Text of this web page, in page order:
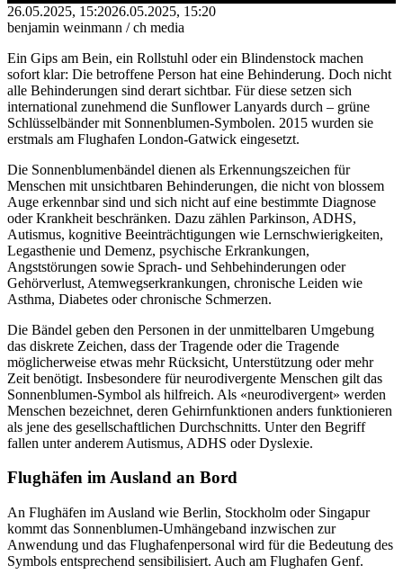
26.05.2025, 15:2026.05.2025, 15:20
benjamin weinmann / ch media
Ein Gips am Bein, ein Rollstuhl oder ein Blindenstock machen
sofort klar: Die betroffene Person hat eine Behinderung. Doch nicht
alle Behinderungen sind derart sichtbar. Für diese setzen sich
international zunehmend die Sunflower Lanyards durch – grüne
Schlüsselbänder mit Sonnenblumen-Symbolen. 2015 wurden sie
erstmals am Flughafen London-Gatwick eingesetzt.
Die Sonnenblumenbändel dienen als Erkennungszeichen für
Menschen mit unsichtbaren Behinderungen, die nicht von blossem
Auge erkennbar sind und sich nicht auf eine bestimmte Diagnose
oder Krankheit beschränken. Dazu zählen Parkinson, ADHS,
Autismus, kognitive Beeinträchtigungen wie Lernschwierigkeiten,
Legasthenie und Demenz, psychische Erkrankungen,
Angststörungen sowie Sprach- und Sehbehinderungen oder
Gehörverlust, Atemwegserkrankungen, chronische Leiden wie
Asthma, Diabetes oder chronische Schmerzen.
Die Bändel geben den Personen in der unmittelbaren Umgebung
das diskrete Zeichen, dass der Tragende oder die Tragende
möglicherweise etwas mehr Rücksicht, Unterstützung oder mehr
Zeit benötigt. Insbesondere für neurodivergente Menschen gilt das
Sonnenblumen-Symbol als hilfreich. Als «neurodivergent» werden
Menschen bezeichnet, deren Gehirnfunktionen anders funktionieren
als jene des gesellschaftlichen Durchschnitts. Unter den Begriff
fallen unter anderem Autismus, ADHS oder Dyslexie.
Flughäfen im Ausland an Bord
An Flughäfen im Ausland wie Berlin, Stockholm oder Singapur
kommt das Sonnenblumen-Umhängeband inzwischen zur
Anwendung und das Flughafenpersonal wird für die Bedeutung des
Symbols entsprechend sensibilisiert. Auch am Flughafen Genf.